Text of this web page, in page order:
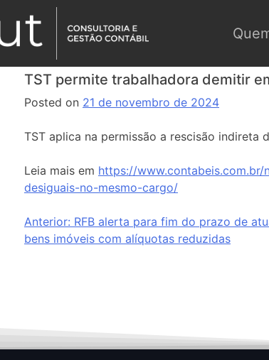
TST permite trabalhadora demitir
Posted on 21 de novembro de 2024
TST aplica na permissão a rescisão indireta
Leia mais em https://
desiguais-no-mesmo-cargo/
Anterior: RFB alerta para fim do prazo de
bens imóveis com alíquotas reduzidas